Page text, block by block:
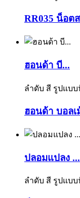
RR035 น็อต
ฮอนด้า บี...
ลำดับ สี รูปแบ
ฮอนด้า บอลเ
ปลอมแปลง ...
ลำดับ สี รูปแบ